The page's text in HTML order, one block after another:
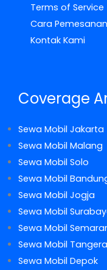
Terms of Service
Cara Pemesanan
Kontak Kami
Coverage
Sewa Mobil Jakarta
Sewa Mobil Malang
Sewa Mobil Solo
Sewa Mobil
Sewa Mobil Jogja
Sewa Mobil
Sewa Mobil
Sewa Mobil
Sewa Mobil Depok